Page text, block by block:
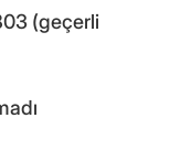
(geçerli